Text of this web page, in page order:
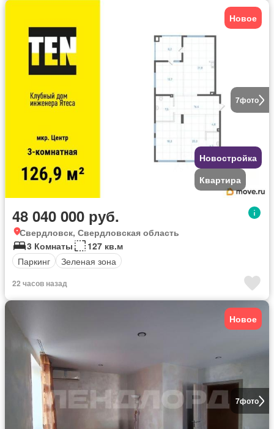
7фото
Новое
Новостройка
Квартира
48 040 000 руб.
Свердловск, Свердловская область
3 Комнаты
127 кв.м
Паркинг
Зеленая зона
22 часов назад
7фото
Новое